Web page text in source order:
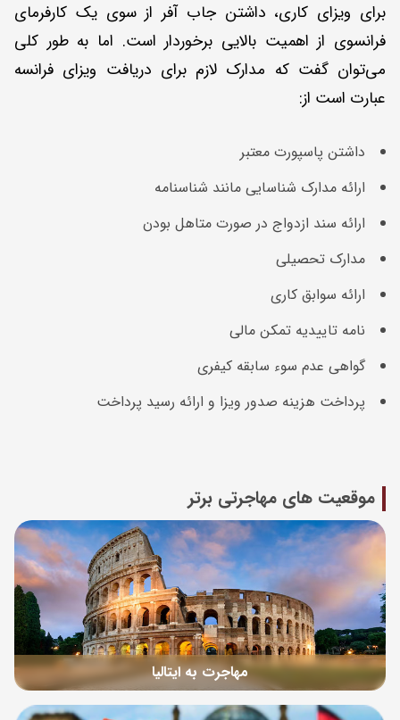
برای ویزای کاری، داشتن جاب آفر از سوی یک کارفرمای
فرانسوی از اهمیت بالایی برخوردار است. اما به طور کلی
می‌توان گفت که مدارک لازم برای دریافت ویزای فرانسه
عبارت است از:
داشتن پاسپورت معتبر
ارائه مدارک شناسایی مانند شناسنامه
ارائه سند ازدواج در صورت متاهل بودن
مدارک تحصیلی
ارائه سوابق کاری
نامه تاییدیه تمکن مالی
گواهی عدم سوء سابقه کیفری
پرداخت هزینه صدور ویزا و ارائه رسید پرداخت
موقعیت های مهاجرتی برتر
مهاجرت به ایتالیا